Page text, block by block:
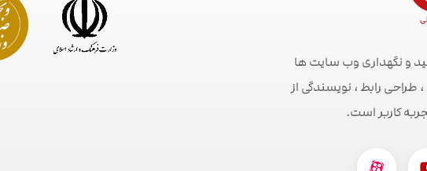
و نگهداری وب سایت ها
رابط ، نویسندگی از
کاربر است.